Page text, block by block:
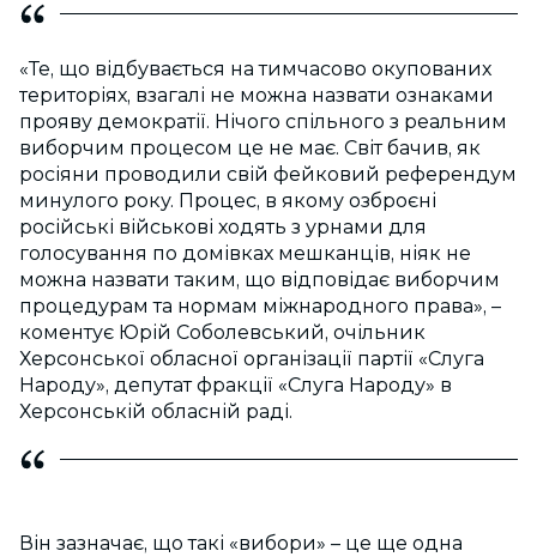
«Те, що відбувається на тимчасово окупованих
територіях, взагалі не можна назвати ознаками
прояву демократії. Нічого спільного з реальним
виборчим процесом це не має. Світ бачив, як
росіяни проводили свій фейковий референдум
минулого року. Процес, в якому озброєні
російські військові ходять з урнами для
голосування по домівках мешканців, ніяк не
можна назвати таким, що відповідає виборчим
процедурам та нормам міжнародного права», –
коментує Юрій Соболевський, очільник
Херсонської обласної організації партії «Слуга
Народу», депутат фракції «Слуга Народу» в
Херсонській обласній раді.
Він зазначає, що такі «вибори» – це ще одна